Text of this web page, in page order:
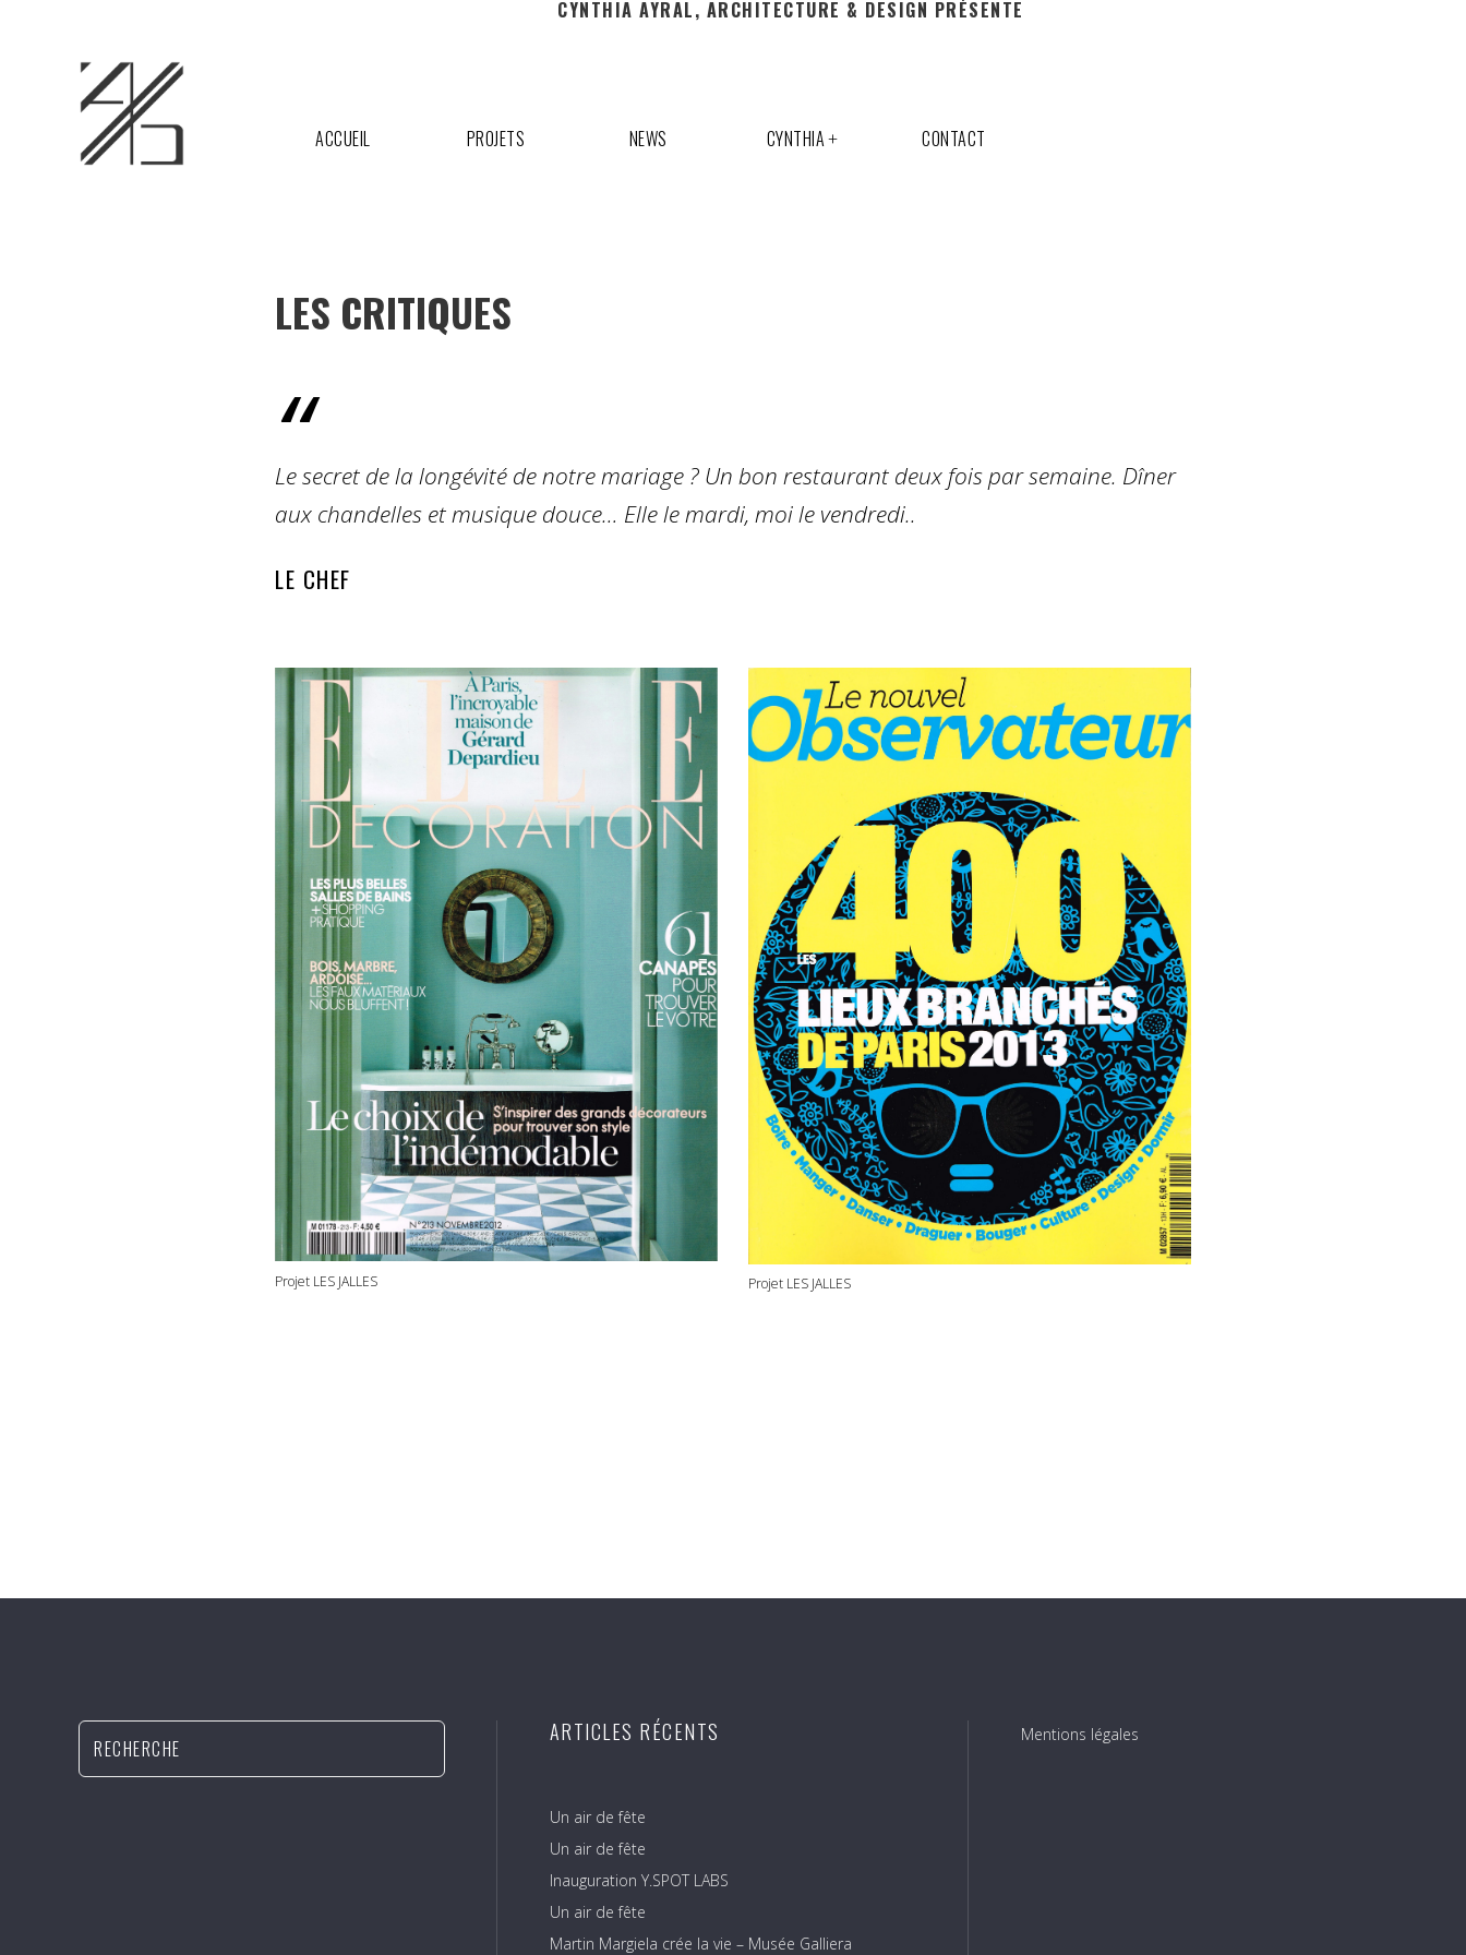
CYNTHIA AYRAL, ARCHITECTURE & DESIGN PRÉSENTE
ACCUEIL PROJETS NEWS CYNTHIA CONTACT
LES CRITIQUES
Le secret de la longévité de notre mariage ? Un bon restaurant deux fois par semaine. Dîner
aux chandelles et musique douce… Elle le mardi, moi le vendredi..
LE CHEF
Projet LES JALLES Projet LES JALLES
ARTICLES RÉCENTS
Un air de fête
Un air de fête
Inauguration Y.SPOT LABS
Un air de fête
Martin Margiela crée la vie – Musée Galliera
Mentions légales